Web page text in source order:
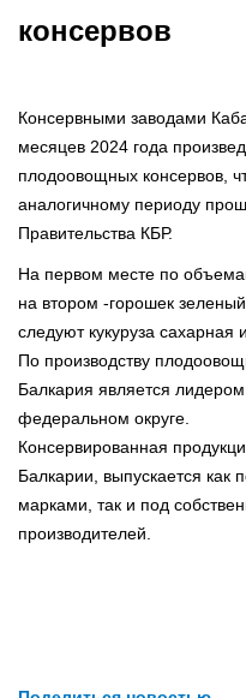
консервов
Консервными заводами
месяцев 2024 года
плодоовощных консервов,
аналогичному периоду
Правительства КБР.
На первом месте по
на втором -горошек
следуют кукуруза сахарная
По производству
Балкария является
федеральном округе.
Консервированная
Балкарии, выпускается как
марками, так и под
производителей.